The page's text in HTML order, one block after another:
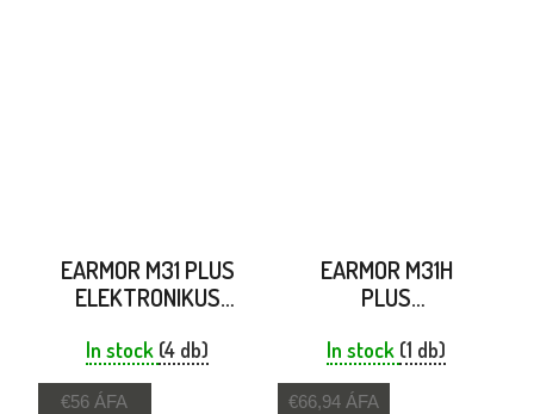
EARMOR M31 PLUS
ELEKTRONIKUS
NARANCSSÁRGA
In stock (4 db)
€56 ÁFA
EARMOR M31H
PLUS
HALLÁSVÉDŐ
FEHÉR
In stock (1 db)
€66,94 ÁFA